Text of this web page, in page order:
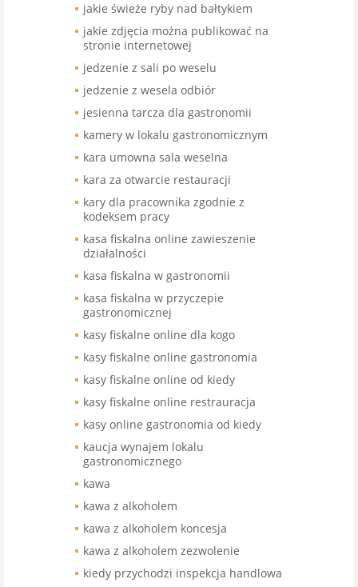
jakie świeże ryby nad bałtykiem
jakie zdjęcia można publikować na
stronie internetowej
jedzenie z sali po weselu
jedzenie z wesela odbiór
jesienna tarcza dla gastronomii
kamery w lokalu gastronomicznym
kara umowna sala weselna
kara za otwarcie restauracji
kary dla pracownika zgodnie z
kodeksem pracy
kasa fiskalna online zawieszenie
działalności
kasa fiskalna w gastronomii
kasa fiskalna w przyczepie
gastronomicznej
kasy fiskalne online dla kogo
kasy fiskalne online gastronomia
kasy fiskalne online od kiedy
kasy fiskalne online restrauracja
kasy online gastronomia od kiedy
kaucja wynajem lokalu
gastronomicznego
kawa
kawa z alkoholem
kawa z alkoholem koncesja
kawa z alkoholem zezwolenie
kiedy przychodzi inspekcja handlowa